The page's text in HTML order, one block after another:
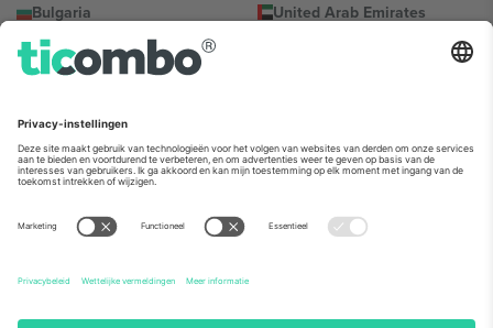
Bulgaria
Regus Sofia City West, bul
Totleben 53-55, 1606 Sofia,
United Arab Emirates
UAE Dubai Silicon Oasis, DDP
Building A1, Office 302, Dubai,
Mexico
Av Chapultepec 360, Roma
Norte, Cuauhtémoc, 06700
Ciudad de México, CDMX,
Mexico
De juridische entiteit van de aanbieder van het platform kan
domein. Kijk voor meer informatie op de specifieke pagina van het